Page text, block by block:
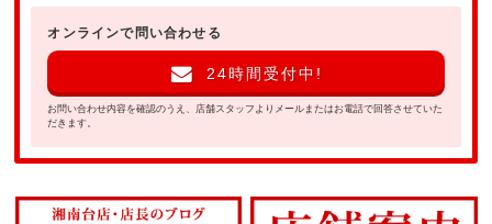
オンラインで問い合わせる
24時間受付中!
お問い合わせ内容を確認のうえ、店舗スタッフよりメールまたはお電話で回答させていた
だきます。